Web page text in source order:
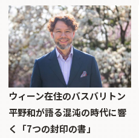
ウィーン在住のバスバリトン
平野和が語る混沌の時代に響
く「7つの封印の書」